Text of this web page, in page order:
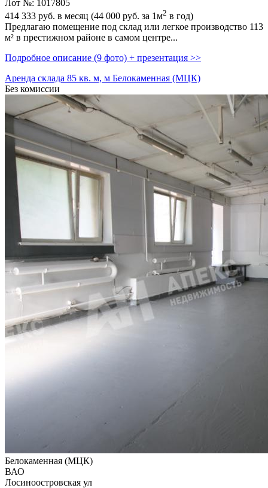
Лот №: 1017805
414 333 руб. в месяц (44 000 руб. за 1м2 в год)
Предлагаю помещение под склад или легкое производство 113
м² в престижном районе в самом центре...
Подробное описание (9 фото) + презентация >>
Аренда склада 85 кв. м, м Белокаменная (МЦК)
Без комиссии
Белокаменная (МЦК)
ВАО
Лосиноостровская ул